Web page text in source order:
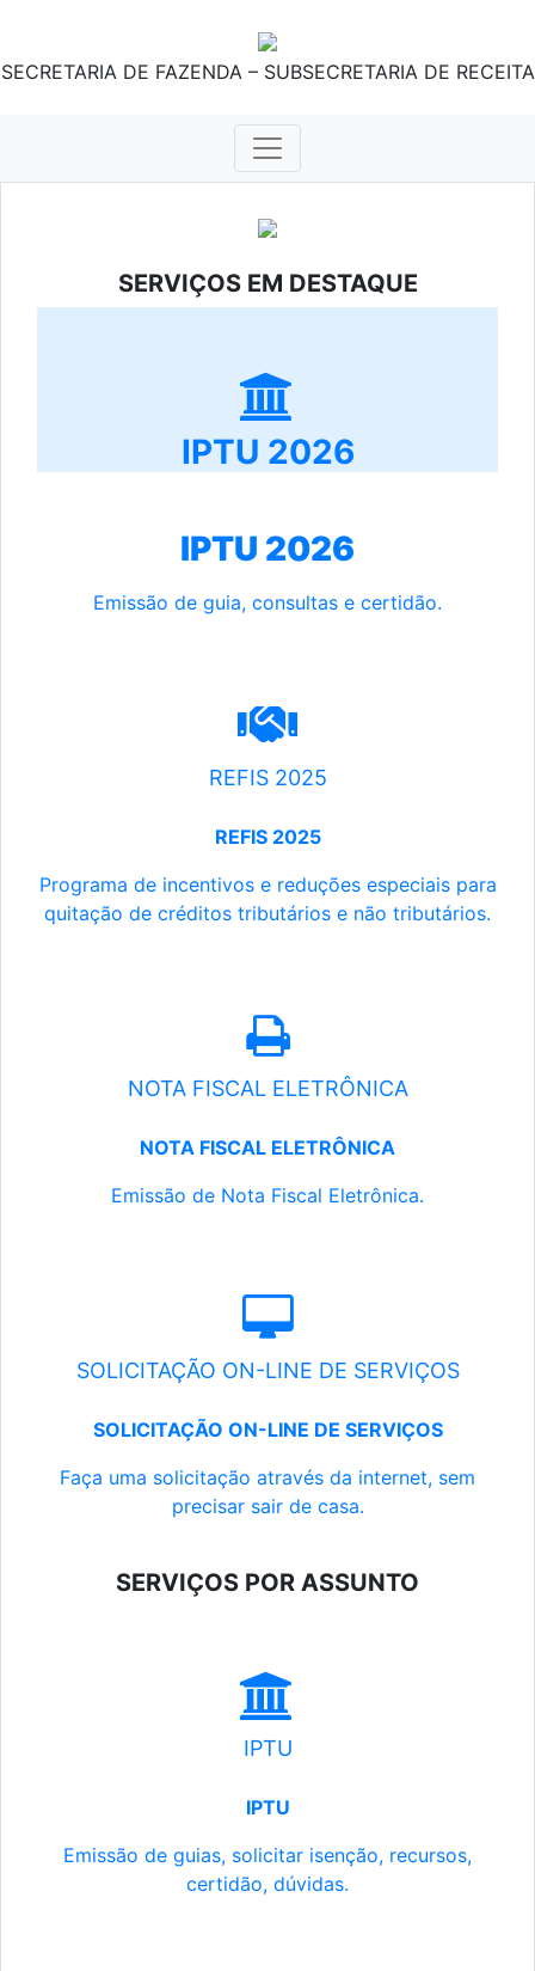
SECRETARIA DE FAZENDA – SUBSECRETARIA DE RECEITA
SERVIÇOS EM DESTAQUE
IPTU 2026
IPTU 2026
Emissão de guia, consultas e certidão.
REFIS 2025
REFIS 2025
Programa de incentivos e reduções especiais para
quitação de créditos tributários e não tributários.
NOTA FISCAL ELETRÔNICA
NOTA FISCAL ELETRÔNICA
Emissão de Nota Fiscal Eletrônica.
SOLICITAÇÃO ON-LINE DE SERVIÇOS
SOLICITAÇÃO ON-LINE DE SERVIÇOS
Faça uma solicitação através da internet, sem
precisar sair de casa.
SERVIÇOS POR ASSUNTO
IPTU
IPTU
Emissão de guias, solicitar isenção, recursos,
certidão, dúvidas.